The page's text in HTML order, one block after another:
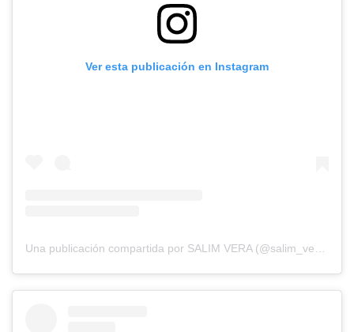
Ver esta publicación en Instagram
Una publicación compartida por SALIM VERA (@salim_veraoficial)